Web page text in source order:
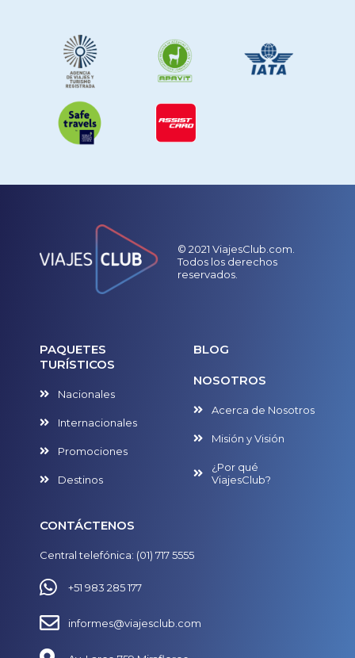
© 2021 ViajesClub.com.
Todos los derechos
reservados.
PAQUETES
TURÍSTICOS
Nacionales
Internacionales
Promociones
Destinos
BLOG
NOSOTROS
Acerca de Nosotros
Misión y Visión
¿Por qué
ViajesClub?
CONTÁCTENOS
Central telefónica: (01) 717 5555
+51 983 285 177
informes@viajesclub.com